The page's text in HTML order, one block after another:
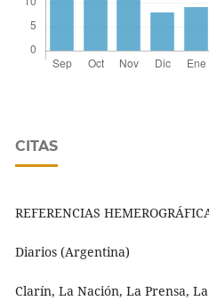
CITAS
REFERENCIAS
Diarios (Argentina)
Clarín, La Nación, La Prensa,